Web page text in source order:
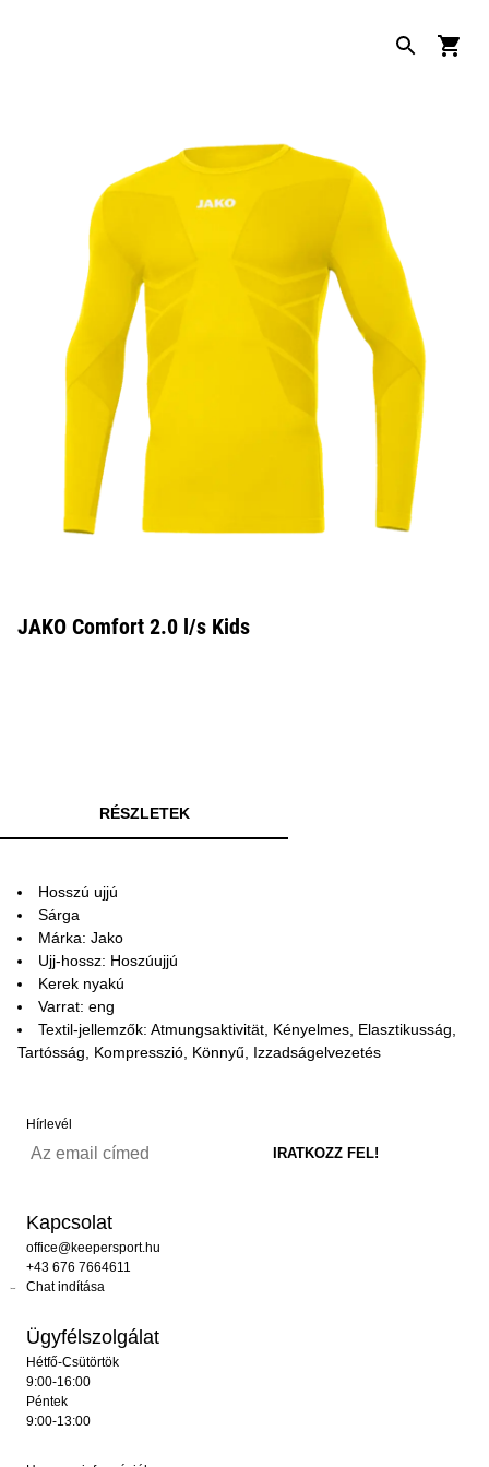
JAKO Comfort 2.0 l/s Kids
RÉSZLETEK
Hosszú ujjú
Sárga
Márka: Jako
Ujj-hossz: Hoszúujjú
Kerek nyakú
Varrat: eng
Textil-jellemzők: Atmungsaktivität, Kényelmes, Elasztikusság,
Tartósság, Kompresszió, Könnyű, Izzadságelvezetés
Hírlevél
Kapcsolat
office@keepersport.hu
+43 676 7664611
Chat indítása
Ügyfélszolgálat
Hétfő-Csütörtök
9:00-16:00
Péntek
9:00-13:00